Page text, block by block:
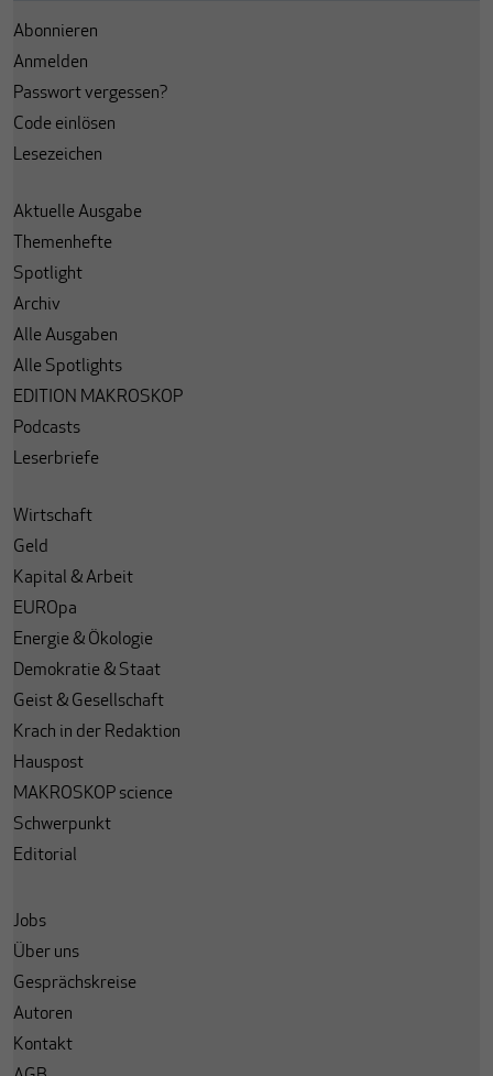
Abonnieren
Anmelden
Passwort vergessen?
Code einlösen
Lesezeichen
Aktuelle Ausgabe
Themenhefte
Spotlight
Archiv
Alle Ausgaben
Alle Spotlights
EDITION MAKROSKOP
Podcasts
Leserbriefe
Wirtschaft
Geld
Kapital & Arbeit
EUROpa
Energie & Ökologie
Demokratie & Staat
Geist & Gesellschaft
Krach in der Redaktion
Hauspost
MAKROSKOP science
Schwerpunkt
Editorial
Jobs
Über uns
Gesprächskreise
Autoren
Kontakt